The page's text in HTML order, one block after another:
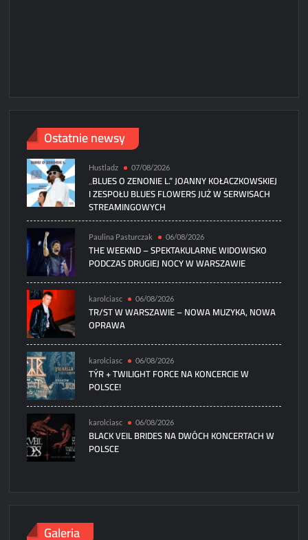
Ostatnie newsy
Hustladz 07/08/2026
„BLUES O ZENONIE L.” JOANNY KOŁACZKOWSKIEJ
I ZESPOŁU BLUES FLOWERS JUŻ W SERWISACH
STREAMINGOWYCH
Paulina Pasturczak 06/08/2026
THE WEEKND – SPEKTAKULARNE WIDOWISKO
PODCZAS DRUGIEJ NOCY W WARSZAWIE
karolciasc 06/08/2026
TR/ST W WARSZAWIE – NOWA MUZYKA, NOWA
OPRAWA
karolciasc 06/08/2026
TÝR + TWILIGHT FORCE NA KONCERCIE W
POLSCE!
karolciasc 06/08/2026
BLACK VEIL BRIDES NA DWÓCH KONCERTACH W
POLSCE
Galeria